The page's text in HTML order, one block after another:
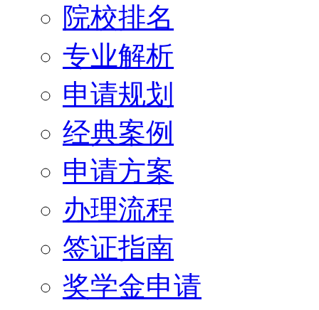
院校排名
专业解析
申请规划
经典案例
申请方案
办理流程
签证指南
奖学金申请